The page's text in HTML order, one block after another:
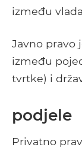
između
Javno pravo
između
tvrtke) i
podjele
Privatno